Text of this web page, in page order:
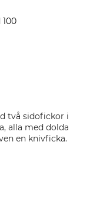
två sidofickor i
alla med dolda
en knivficka.